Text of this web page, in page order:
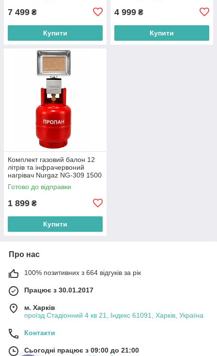
7 499 ₴
Купити
4 999 ₴
Купити
Комплект газовий балон 12
літрів та інфрачервоний
нагрівач Nurgaz NG-309 1500
Вт Туреччина
Готово до відправки
1 899 ₴
Купити
Про нас
100% позитивних з 664 відгуків за рік
Працює з 30.01.2017
м. Харків
проїзд Стадіонний 4 кв 21, Індекс 61091, Харків, Україна
Контакти
Сьогодні працює з 09:00 до 21:00